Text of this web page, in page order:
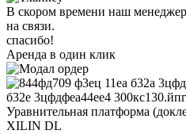
В скором времени наш
на связи.
спасибо!
Аренда в один клик
Уравнительная платформа
XILIN DL